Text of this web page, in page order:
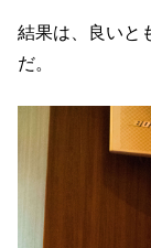
結果は、良いと
だ。